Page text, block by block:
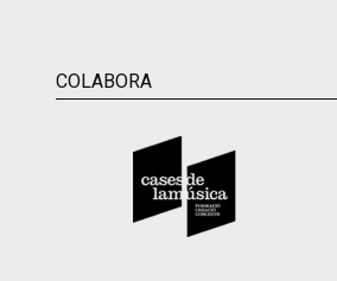
COLABORA